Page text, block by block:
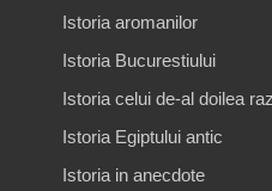
Istoria aromanilor
Istoria Bucurestiului
Istoria celui de-al doilea
Istoria Egiptului antic
Istoria in anecdote